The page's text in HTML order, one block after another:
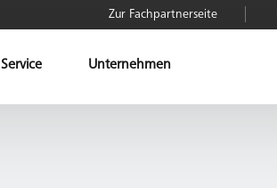
Zur Fachpartnerseite
Service Unternehmen